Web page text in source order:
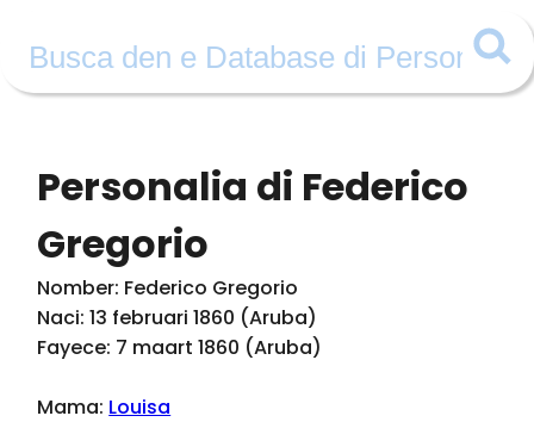
Personalia di Federico
Gregorio
Nomber: Federico Gregorio
Naci: 13 februari 1860 (Aruba)
Fayece: 7 maart 1860 (Aruba)
Mama: Louisa